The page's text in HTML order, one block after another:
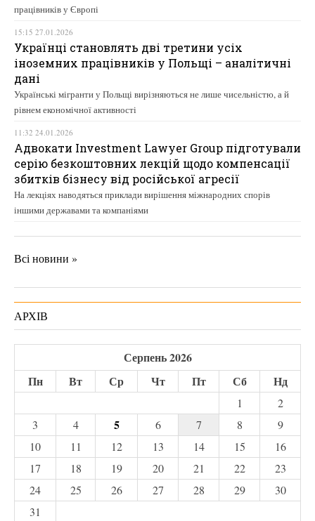
працівників у Європі
15:15 27.01.2026
Українці становлять дві третини усіх
іноземних працівників у Польщі – аналітичні
дані
Українські мігранти у Польщі вирізняються не лише чисельністю, а й
рівнем економічної активності
11:32 24.01.2026
Адвокати Investment Lawyer Group підготували
серію безкоштовних лекцій щодо компенсації
збитків бізнесу від російської агресії
На лекціях наводяться приклади вирішення міжнародних спорів
іншими державами та компаніями
Всі новини »
АРХІВ
Серпень 2026
Пн
Вт Ср Чт Пт Сб Нд
1
2
3
4 5 6 7 8
9
10
11 12 13 14 15
16
17
18 19 20 21 22
23
24
25 26 27 28 29
30
31